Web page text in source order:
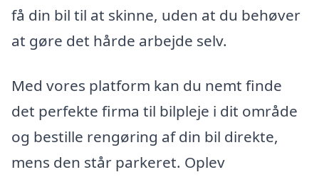
få din bil til at skinne, uden at du behøver
at gøre det hårde arbejde selv.
Med vores platform kan du nemt finde
det perfekte firma til bilpleje i dit område
og bestille rengøring af din bil direkte,
mens den står parkeret. Oplev